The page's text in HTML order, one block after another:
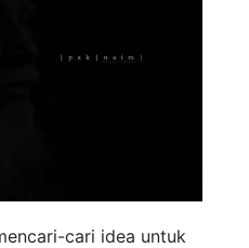
cari idea untuk